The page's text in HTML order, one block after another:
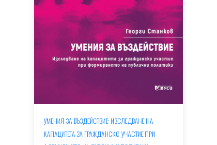
УМЕНИЯ ЗА ВЪЗДЕЙСТВИЕ: ИЗСЛЕДВАНЕ НА
КАПАЦИТЕТА ЗА ГРАЖДАНСКО УЧАСТИЕ ПРИ